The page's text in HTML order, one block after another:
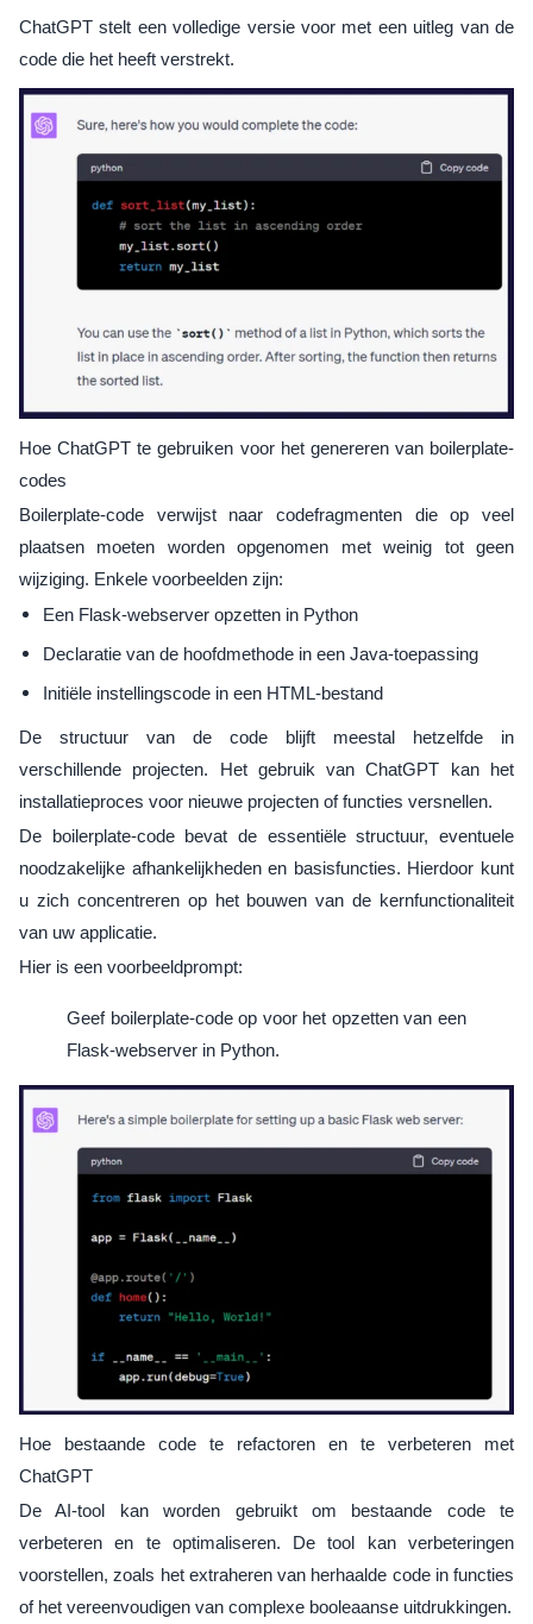
ChatGPT stelt een volledige versie voor met een uitleg van de
code die het heeft verstrekt.
Hoe ChatGPT te gebruiken voor het genereren van boilerplate-
codes
Boilerplate-code verwijst naar codefragmenten die op veel
plaatsen moeten worden opgenomen met weinig tot geen
wijziging. Enkele voorbeelden zijn:
Een Flask-webserver opzetten in Python
Declaratie van de hoofdmethode in een Java-toepassing
Initiële instellingscode in een HTML-bestand
De structuur van de code blijft meestal hetzelfde in
verschillende projecten. Het gebruik van ChatGPT kan het
installatieproces voor nieuwe projecten of functies versnellen.
De boilerplate-code bevat de essentiële structuur, eventuele
noodzakelijke afhankelijkheden en basisfuncties. Hierdoor kunt
u zich concentreren op het bouwen van de kernfunctionaliteit
van uw applicatie.
Hier is een voorbeeldprompt:
Geef boilerplate-code op voor het opzetten van een
Flask-webserver in Python.
Hoe bestaande code te refactoren en te verbeteren met
ChatGPT
De AI-tool kan worden gebruikt om bestaande code te
verbeteren en te optimaliseren. De tool kan verbeteringen
voorstellen, zoals het extraheren van herhaalde code in functies
of het vereenvoudigen van complexe booleaanse uitdrukkingen.